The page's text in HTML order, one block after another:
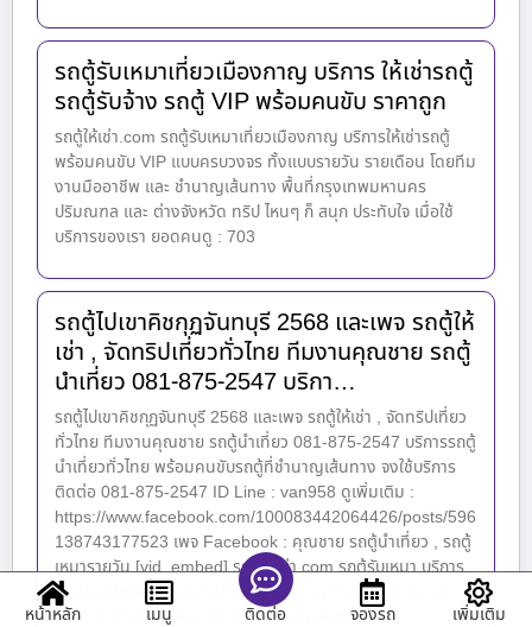
รถตู้รับเหมาเที่ยวเมืองกาญ บริการ ให้เช่ารถตู้
รถตู้รับจ้าง รถตู้ VIP พร้อมคนขับ ราคาถูก
รถตู้ให้เช่า.com รถตู้รับเหมาเที่ยวเมืองกาญ บริการให้เช่ารถตู้
พร้อมคนขับ VIP แบบครบวงจร ทั้งแบบรายวัน รายเดือน โดยทีม
งานมืออาชีพ และ ชำนาญเส้นทาง พื้นที่กรุงเทพมหานคร
ปริมณฑล และ ต่างจังหวัด ทริป ไหนๆ ก็ สนุก ประทับใจ เมื่อใช้
บริการของเรา ยอดคนดู : 703
รถตู้ไปเขาคิชกุฏจันทบุรี 2568 และเพจ รถตู้ให้
เช่า , จัดทริปเที่ยวทั่วไทย ทีมงานคุณชาย รถตู้
นำเที่ยว 081-875-2547 บริกา…
รถตู้ไปเขาคิชกุฏจันทบุรี 2568 และเพจ รถตู้ให้เช่า , จัดทริปเที่ยว
ทั่วไทย ทีมงานคุณชาย รถตู้นำเที่ยว 081-875-2547 บริการรถตู้
นำเที่ยวทั่วไทย พร้อมคนขับรถตู้ที่ชำนาญเส้นทาง จงใช้บริการ
ติดต่อ 081-875-2547 ID Line : van958 ดูเพิ่มเติม :
https://www.facebook.com/100083442064426/posts/596
138743177523 เพจ Facebook : คุณชาย รถตู้นำเที่ยว , รถตู้
เหมารายวัน [vid_embed] รถตู้ให้เช่า.com รถตู้รับเหมา บริการ
ให้เช่ารถตู้พร้อมคนขับ VIP แบบครบวงจร ทั้งแบบรายวัน ราย
เดือน โดยทีมงานมืออาชีพ และ ชำนาญเส้นทาง พื้นที
หน้าหลัก เมนู ติดต่อ จองรถ เพิ่มเติม